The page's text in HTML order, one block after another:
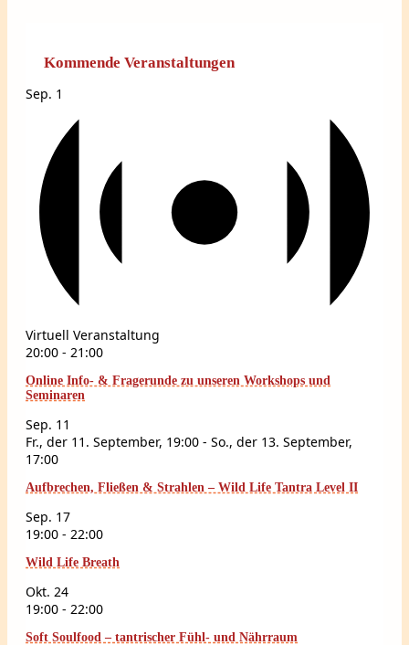
Kommende Veranstaltungen
Sep. 1
Virtuell Veranstaltung
20:00 - 21:00
Online Info- & Fragerunde zu unseren Workshops und
Seminaren
Sep. 11
Fr., der 11. September, 19:00 - So., der 13. September,
17:00
Aufbrechen, Fließen & Strahlen – Wild Life Tantra Level II
Sep. 17
19:00 - 22:00
Wild Life Breath
Okt. 24
19:00 - 22:00
Soft Soulfood – tantrischer Fühl- und Nährraum